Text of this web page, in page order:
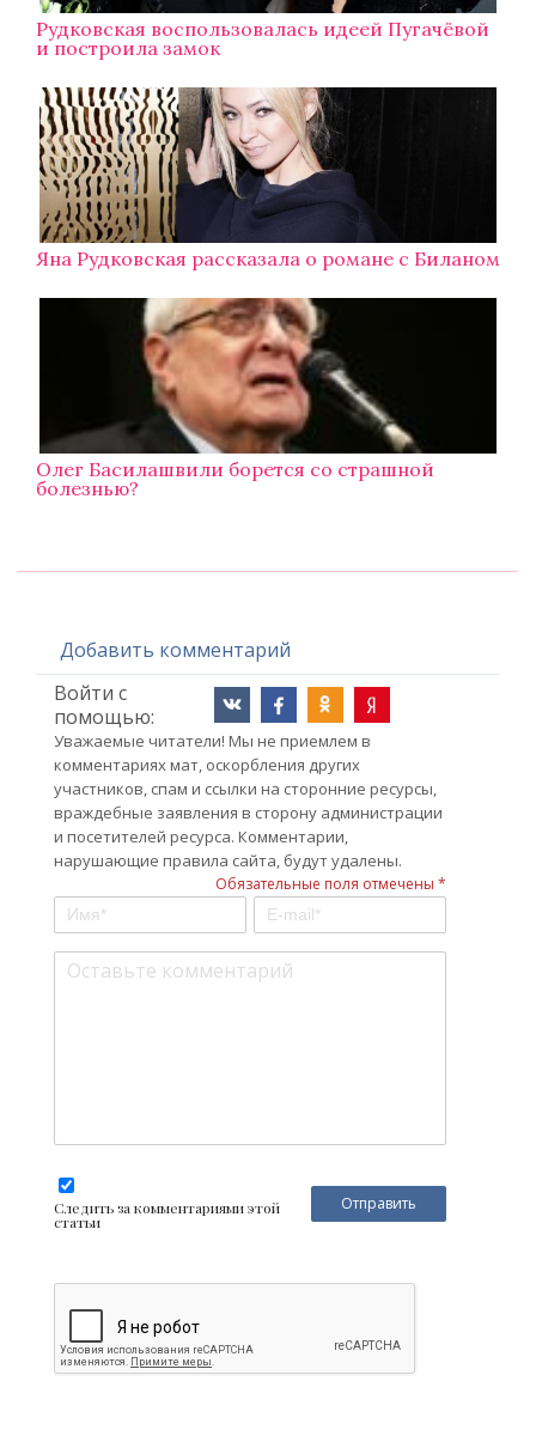
Рудковская воспользовалась идеей Пугачёвой
и построила замок
Яна Рудковская рассказала о романе с Биланом
Олег Басилашвили борется со страшной
болезнью?
Добавить комментарий
Войти с
помощью:
Уважаемые читатели! Мы не приемлем в
комментариях мат, оскорбления других
участников, спам и ссылки на сторонние ресурсы,
враждебные заявления в сторону администрации
и посетителей ресурса. Комментарии,
нарушающие правила сайта, будут удалены.
Обязательные поля отмечены *
Следить за комментариями этой
статьи